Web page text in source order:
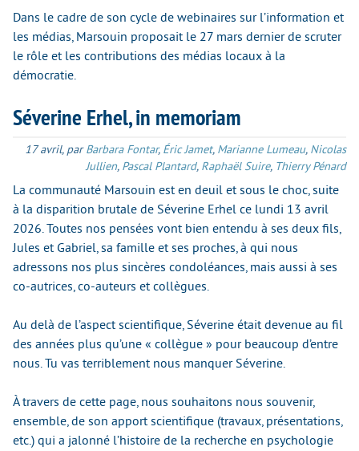
Dans le cadre de son cycle de webinaires sur l’information et
les médias, Marsouin proposait le 27 mars dernier de scruter
le rôle et les contributions des médias locaux à la
démocratie.
Séverine Erhel, in memoriam
17 avril, parBarbara Fontar, Éric Jamet, Marianne Lumeau, Nicolas
Jullien, Pascal Plantard, Raphaël Suire, Thierry Pénard
La communauté Marsouin est en deuil et sous le choc, suite
à la disparition brutale de Séverine Erhel ce lundi 13 avril
2026. Toutes nos pensées vont bien entendu à ses deux fils,
Jules et Gabriel, sa famille et ses proches, à qui nous
adressons nos plus sincères condoléances, mais aussi à ses
co-autrices, co-auteurs et collègues.
Au delà de l’aspect scientifique, Séverine était devenue au fil
des années plus qu’une « collègue » pour beaucoup d’entre
nous. Tu vas terriblement nous manquer Séverine.
À travers de cette page, nous souhaitons nous souvenir,
ensemble, de son apport scientifique (travaux, présentations,
etc.) qui a jalonné l’histoire de la recherche en psychologie